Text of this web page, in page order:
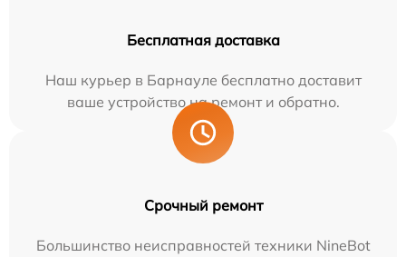
Бесплатная доставка
Наш курьер в Барнауле бесплатно доставит
ваше устройство на ремонт и обратно.
Срочный ремонт
Большинство неисправностей техники NineBot